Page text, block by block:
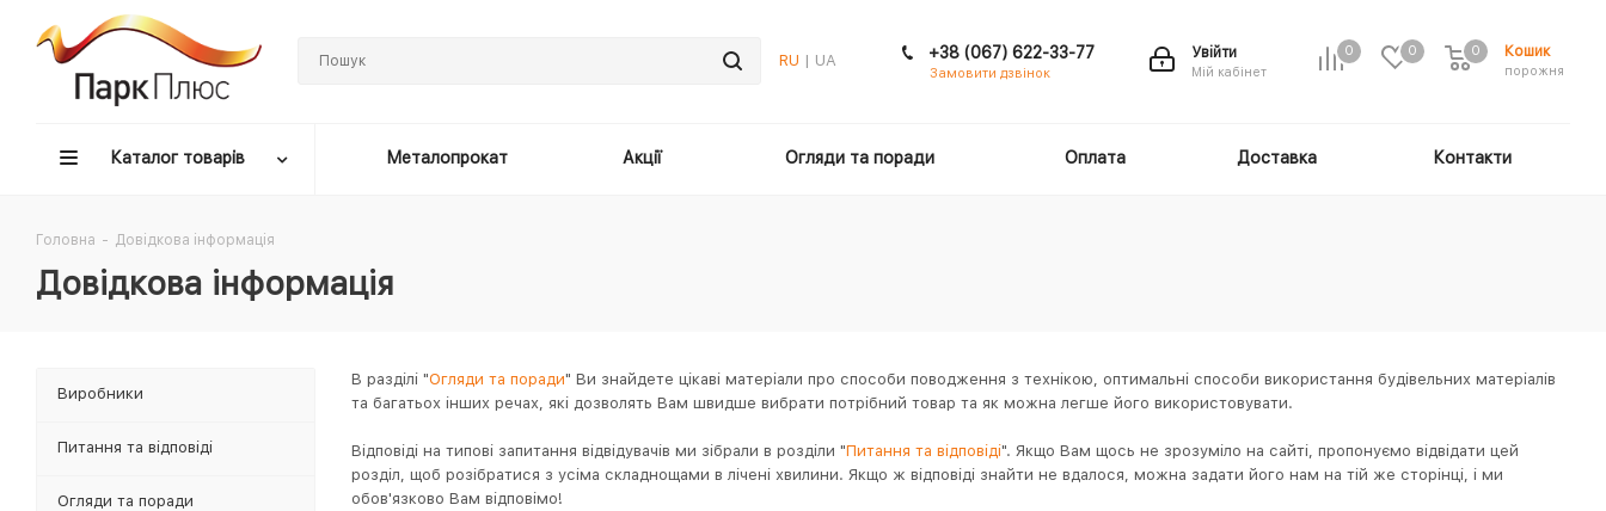
RU | UA
0 0 Кошик
порожня
0
Увійти
Мій кабінет
+38 (067) 622-33-77
Замовити дзвінок
Каталог товарів Металопрокат Акції Огляди та поради Оплата Доставка Контакти
Головна - Довідкова інформація
Довідкова інформація
В разділі "Огляди та поради" Ви знайдете цікаві матеріали про способи поводження з технікою, оптимальні способи використання будівельних матеріалів
та багатьох інших речах, які дозволять Вам швидше вибрати потрібний товар та як можна легше його використовувати.
Відповіді на типові запитання відвідувачів ми зібрали в розділи "Питання та відповіді". Якщо Вам щось не зрозуміло на сайті, пропонуємо відвідати цей
розділ, щоб розібратися з усіма складнощами в лічені хвилини. Якщо ж відповіді знайти не вдалося, можна задати його нам на тій же сторінці, і ми
обов'язково Вам відповімо!
Виробники
Питання та відповіді
Огляди та поради